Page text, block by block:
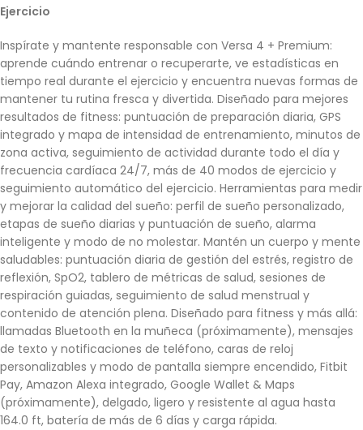
Ejercicio
Inspírate y mantente responsable con Versa 4 + Premium:
aprende cuándo entrenar o recuperarte, ve estadísticas en
tiempo real durante el ejercicio y encuentra nuevas formas de
mantener tu rutina fresca y divertida. Diseñado para mejores
resultados de fitness: puntuación de preparación diaria, GPS
integrado y mapa de intensidad de entrenamiento, minutos de
zona activa, seguimiento de actividad durante todo el día y
frecuencia cardíaca 24/7, más de 40 modos de ejercicio y
seguimiento automático del ejercicio. Herramientas para medir
y mejorar la calidad del sueño: perfil de sueño personalizado,
etapas de sueño diarias y puntuación de sueño, alarma
inteligente y modo de no molestar. Mantén un cuerpo y mente
saludables: puntuación diaria de gestión del estrés, registro de
reflexión, SpO2, tablero de métricas de salud, sesiones de
respiración guiadas, seguimiento de salud menstrual y
contenido de atención plena. Diseñado para fitness y más allá:
llamadas Bluetooth en la muñeca (próximamente), mensajes
de texto y notificaciones de teléfono, caras de reloj
personalizables y modo de pantalla siempre encendido, Fitbit
Pay, Amazon Alexa integrado, Google Wallet & Maps
(próximamente), delgado, ligero y resistente al agua hasta
164.0 ft, batería de más de 6 días y carga rápida.